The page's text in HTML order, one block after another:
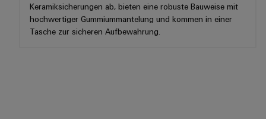
Keramiksicherungen ab, bieten eine robuste Bauweise mit
hochwertiger Gummiummantelung und kommen in einer
Tasche zur sicheren Aufbewahrung.